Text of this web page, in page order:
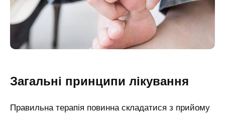
Загальні принципи лікування
Правильна терапія повинна складатися з прийому